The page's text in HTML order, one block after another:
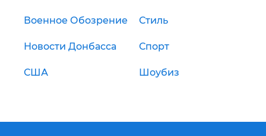
Военное Обозрение Стиль
Новости Донбасса Спорт
США Шоубиз